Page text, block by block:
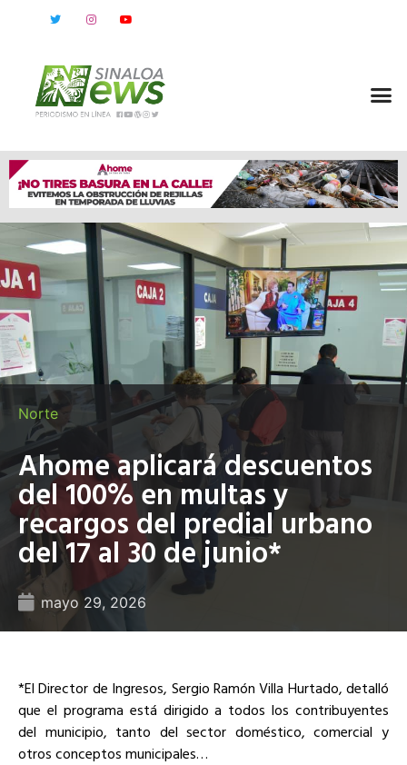
Norte
Ahome aplicará descuentos
del 100% en multas y
recargos del predial urbano
del 17 al 30 de junio*
mayo 29, 2026
*El Director de Ingresos, Sergio Ramón Villa Hurtado, detalló
que el programa está dirigido a todos los contribuyentes
del municipio, tanto del sector doméstico, comercial y
otros conceptos municipales…